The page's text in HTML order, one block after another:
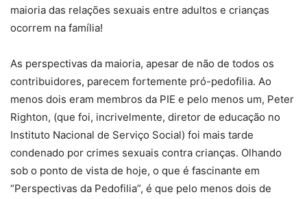
maioria das relações sexuais entre adultos e crianças
ocorrem na família!
As perspectivas da maioria, apesar de não de todos os
contribuidores, parecem fortemente pró-pedofilia. Ao
menos dois eram membros da PIE e pelo menos um, Peter
Righton, (que foi, incrivelmente, diretor de educação no
Instituto Nacional de Serviço Social) foi mais tarde
condenado por crimes sexuais contra crianças. Olhando
sob o ponto de vista de hoje, o que é fascinante em
“Perspectivas da Pedofilia”, é que pelo menos dois de